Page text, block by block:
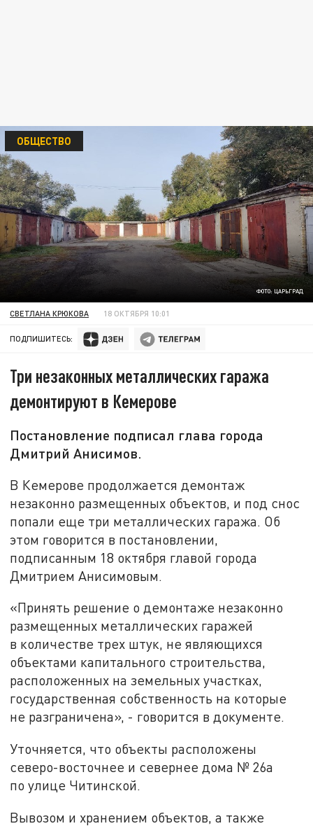
ФОТО: ЦАРЬГРАД
ОБЩЕСТВО
СВЕТЛАНА КРЮКОВА 18 ОКТЯБРЯ 10:01
ПОДПИШИТЕСЬ:
Три незаконных металлических гаража
демонтируют в Кемерове
Постановление подписал глава города
Дмитрий Анисимов.
В Кемерове продолжается демонтаж
незаконно размещенных объектов, и под снос
попали еще три металлических гаража. Об
этом говорится в постановлении,
подписанным 18 октября главой города
Дмитрием Анисимовым.
«Принять решение о демонтаже незаконно
размещенных металлических гаражей
в количестве трех штук, не являющихся
объектами капитального строительства,
расположенных на земельных участках,
государственная собственность на которые
не разграничена», - говорится в документе.
Уточняется, что объекты расположены
северо-восточнее и севернее дома № 26а
по улице Читинской.
Вывозом и хранением объектов, а также